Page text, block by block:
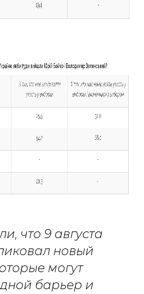
что 9 августа
новый
могут
барьер и